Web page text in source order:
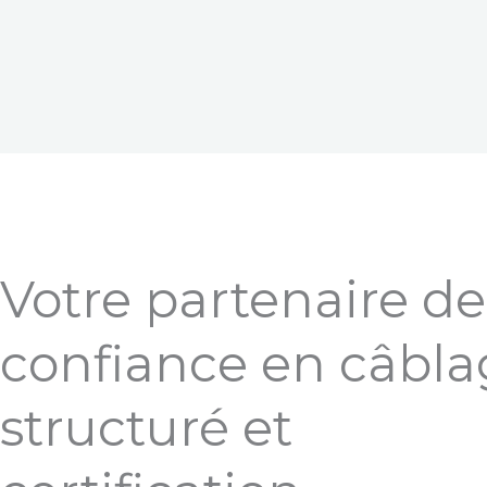
Votre partenaire de
confiance en
structuré et